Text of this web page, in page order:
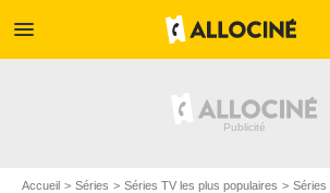
menu
Accueil Séries Séries TV les plus populaires Séries